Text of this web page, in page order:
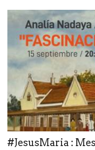
#JesusMaria :